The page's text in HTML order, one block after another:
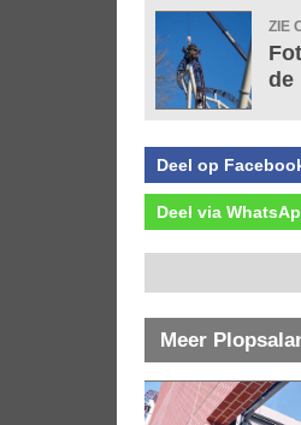
ZIE
de
Deel op
Deel via
Meer